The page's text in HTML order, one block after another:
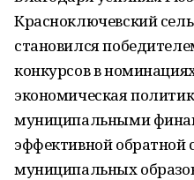
Красноключевский
становился
конкурсов в
экономическая
муниципальными
эффективной обратной
муниципальных